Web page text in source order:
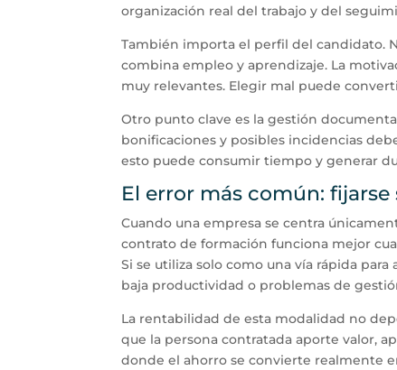
organización real del trabajo y del
También importa el perfil del candidato.
combina empleo y aprendizaje. La
muy relevantes. Elegir mal puede
Otro punto clave es la gestión
bonificaciones y posibles incidencias
esto puede consumir tiempo y generar
El error más común:
Cuando una empresa se centra
contrato de formación funciona mejor
Si se utiliza solo como una vía rápida
baja productividad o problemas de
La rentabilidad de esta modalidad no
que la persona contratada aporte valor,
donde el ahorro se convierte realmente